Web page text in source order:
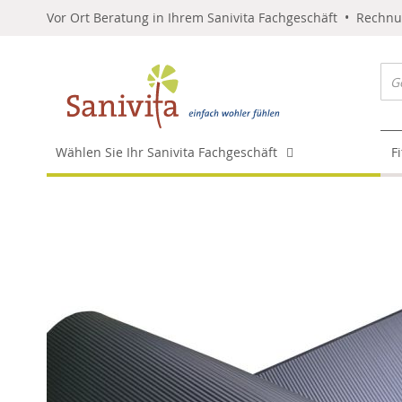
Vor Ort Beratung in Ihrem Sanivita Fachgeschäft •
Wählen Sie Ihr Sanivita Fachgeschäft
the
images
gallery